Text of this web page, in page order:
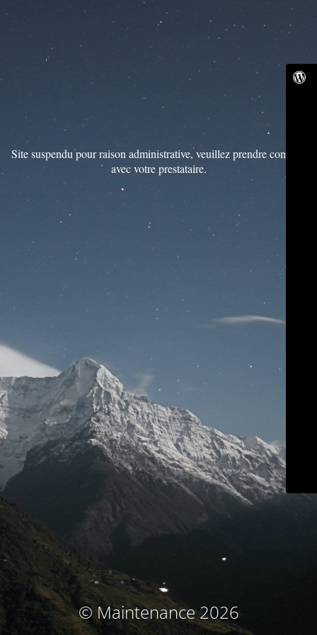
Site suspendu pour raison administrative, veuillez prendre contacta
avec votre prestataire.
© Maintenance 2026